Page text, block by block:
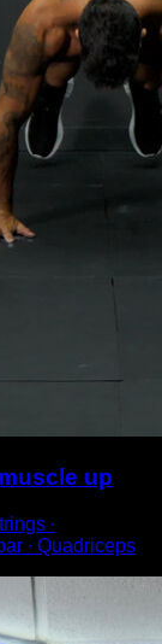
up
∙
∙ Quadriceps